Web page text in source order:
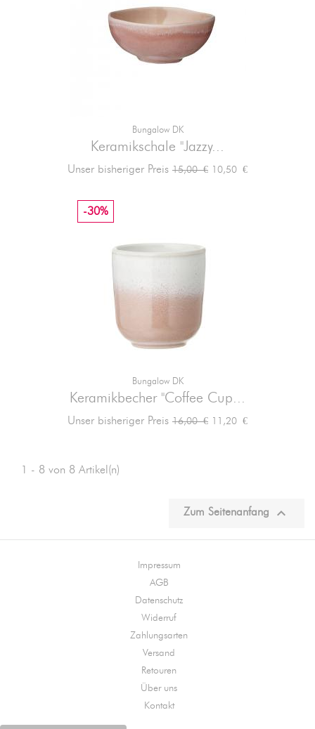
Bungalow DK
Keramikschale "Jazzy...
Unser bisheriger Preis Verkaufspreis
15,00 € Preis
10,50 €
Bungalow DK
Keramikbecher "Coffee Cup...
Unser bisheriger Preis Verkaufspreis
16,00 €
-30%
Preis
11,20 €
1 - 8 von 8 Artikel(n)
Zum Seitenanfang 
Impressum
AGB
Datenschutz
Widerruf
Zahlungsarten
Versand
Retouren
Über uns
Kontakt